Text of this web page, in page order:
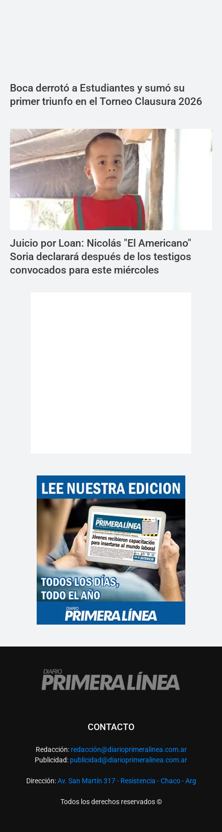
Boca derrotó a Estudiantes y sumó su
primer triunfo en el Torneo Clausura 2026
Juicio por Loan: Nicolás "El Americano"
Soria declarará después de los testigos
convocados para este miércoles
CONTACTO
Redacción: redacción@diarioprimeralinea.com.ar
Publicidad: publicidad@diarioprimeralinea.com.ar
Dirección:Av. San Martín 317 - Resistencia - Chaco - Arg
Todos los derechos reservados ©